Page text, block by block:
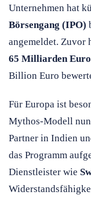
Unternehmen hat
Börsengang (IPO)
angemeldet. Zuvor
65 Milliarden Euro
Billion Euro
Für Europa ist
Mythos-Modell
Partner in Indien
das Programm
Dienstleister wie